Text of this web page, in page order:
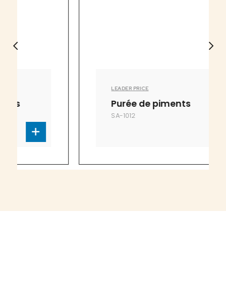
Purée de piments